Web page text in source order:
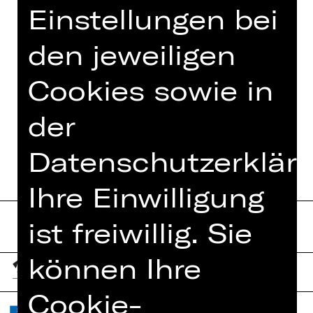
am Theater Kiel in „La Cage aux
folles“ auf. Außerdem reiste er bei
internationalen Tourneeshows des
Cirque du Soleil und bei Flow Kakou
auf Hawaii als Stage Manager mit.
Einstellungen bei
den jeweiligen
Cookies sowie in
der
Ihre Einwilligung
ist freiwillig. Sie
können Ihre
Cookie-